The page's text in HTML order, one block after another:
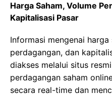
Harga Saham, Volume
Kapitalisasi Pasar
Informasi mengenai harga
perdagangan, dan
diakses melalui situs
perdagangan saham
secara real-time dan